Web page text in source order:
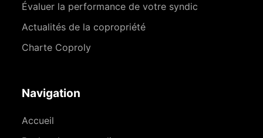
Évaluer la performance de votre syndic
Actualités de la copropriété
Charte Coproly
Navigation
Accueil